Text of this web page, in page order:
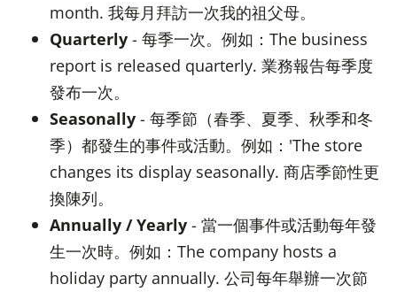
month. 我每月拜訪一次我的祖父母。
Quarterly - 每季一次。例如：The business
report is released quarterly. 業務報告每季度
發布一次。
Seasonally - 每季節（春季、夏季、秋季和冬
季）都發生的事件或活動。例如：'The store
changes its display seasonally. 商店季節性更
換陳列。
Annually / Yearly - 當一個事件或活動每年發
生一次時。例如：The company hosts a
holiday party annually. 公司每年舉辦一次節